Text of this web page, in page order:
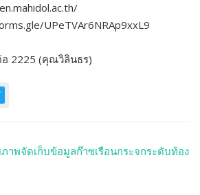
UPeTVAr6NRAp9xxL9
อ 2225 (คุณวิลินธร)